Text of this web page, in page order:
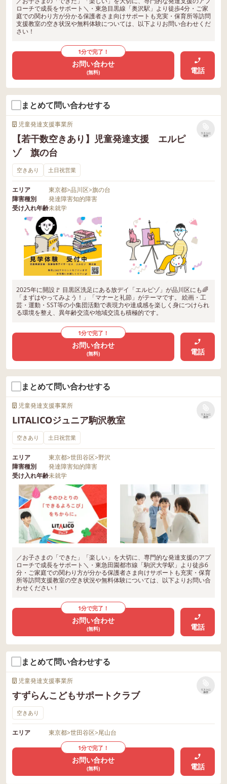
ローチで成長をサポート＼・東急目黒線「奥沢駅」より徒歩4分・ご家
庭での関わり方が分かる保護者さま向けサポートも充実・保育所等訪問
支援教室の空き状況や無料体験については、以下よりお問い合わせくだ
さい！
1分で完了！
お問い合わせ
(無料) 電話
まとめて問い合わせする
児童発達支援事業所
【若干数空きあり】児童発達支援 エルピ
ゾ 旗の台
リストに
保存
空きあり 土日祝営業
エリア 東京都>品川区>旗の台
障害種別
発達障害知的障害
受け入れ年齢未就学
2025年に開設🚩 目黒区洗足にある放デイ「エルピゾ」が品川区にも🌈
「まずはやってみよう！」「マナーと礼節」がテーマです。 絵画・工
芸・運動・SST等の小集団活動で表現力や達成感を楽しく身につけられ
る環境を整え、異年齢交流や地域交流も積極的です。
1分で完了！
お問い合わせ
(無料) 電話
まとめて問い合わせする
児童発達支援事業所
LITALICOジュニア駒沢教室
リストに
保存
空きあり 土日祝営業
エリア 東京都>世田谷区>野沢
障害種別
発達障害知的障害
受け入れ年齢未就学
／お子さまの「できた」「楽しい」を大切に、専門的な発達支援のアプ
ローチで成長をサポート＼・東急田園都市線「駒沢大学駅」より徒歩6
分・ご家庭での関わり方が分かる保護者さま向けサポートも充実・保育
所等訪問支援教室の空き状況や無料体験については、以下よりお問い合
わせください！
1分で完了！
お問い合わせ
(無料) 電話
まとめて問い合わせする
児童発達支援事業所
すずらんこどもサポートクラブ
リストに
保存
空きあり
エリア 東京都>世田谷区>尾山台
1分で完了！
お問い合わせ
(無料) 電話